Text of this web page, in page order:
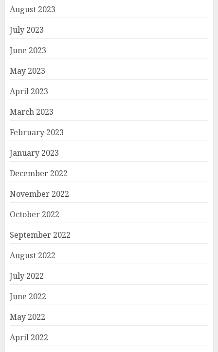
August 2023
July 2023
June 2023
May 2023
April 2023
March 2023
February 2023
January 2023
December 2022
November 2022
October 2022
September 2022
August 2022
July 2022
June 2022
May 2022
April 2022